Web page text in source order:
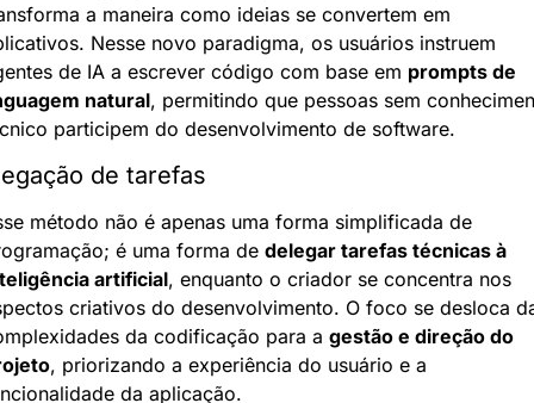
a maneira como ideias se convertem em
Nesse novo paradigma, os usuários instruem
de IA a escrever código com base em prompts de
natural, permitindo que pessoas sem
participem do desenvolvimento de software.
de tarefas
método não é apenas uma forma simplificada de
é uma forma de delegar tarefas técnicas à
artificial, enquanto o criador se concentra nos
criativos do desenvolvimento. O foco se desloca
da codificação para a gestão e direção do
, priorizando a experiência do usuário e a
da aplicação.